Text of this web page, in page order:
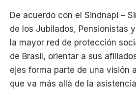
De acuerdo con el Sindnapi –
de los Jubilados, Pensionistas
la mayor red de protección
de Brasil, orientar a sus
ejes forma parte de una visión
que va más allá de la